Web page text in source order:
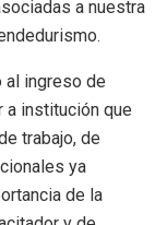
a nuestra
al ingreso de
a institución que
trabajo, de
ya
de la